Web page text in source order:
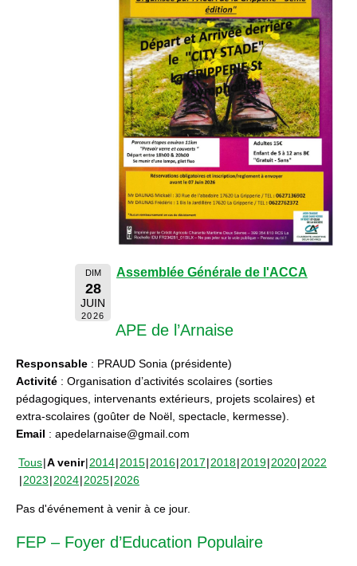
DIM
28
JUIN
2026
Assemblée Générale de l'ACCA
APE de l’Arnaise
Responsable : PRAUD Sonia (présidente)
Activité : Organisation d’activités scolaires (sorties
pédagogiques, intervenants extérieurs, projets scolaires) et
extra-scolaires (goûter de Noël, spectacle, kermesse).
Email : apedelarnaise@gmail.com
Tous A venir 2014 2015 2016 2017 2018 2019 2020 2022
2023 2024 2025 2026
Pas d'événement à venir à ce jour.
FEP – Foyer d’Education Populaire